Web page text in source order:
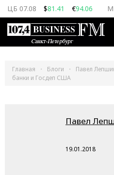
ЦБ 07.08 $81.41 €94.06
Главная Блоги Павел
банки и Госдеп США
Павел
19.01.2018